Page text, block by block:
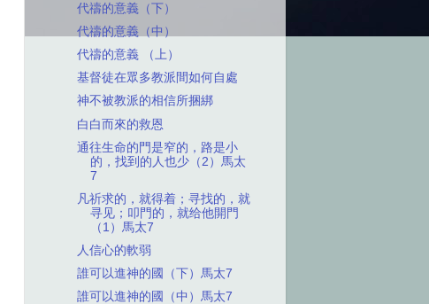
代禱的意義（下）
代禱的意義（中）
代禱的意義 （上）
基督徒在眾多教派間如何自處
神不被教派的相信所捆綁
白白而來的救恩
通往生命的門是窄的，路是小
的，找到的人也少（2）馬太
7
凡祈求的，就得着；寻找的，就
寻见；叩門的，就给他開門
（1）馬太7
人信心的軟弱
誰可以進神的國（下）馬太7
誰可以進神的國（中）馬太7